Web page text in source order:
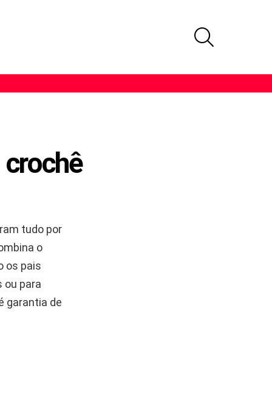
tudo por
o
os pais
ou para
garantia de